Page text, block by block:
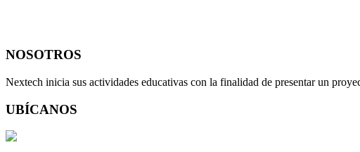
NOSOTROS
Nextech inicia sus actividades educativas con la finalidad de presentar un
UBÍCANOS